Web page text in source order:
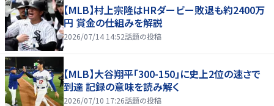
【MLB】村上宗隆はHRダービー敗退も約2400万
円 賞金の仕組みを解説
2026/07/14 14:52話題の投稿
【MLB】大谷翔平「300-150」に史上2位の速さで
到達 記録の意味を読み解く
2026/07/10 17:26話題の投稿